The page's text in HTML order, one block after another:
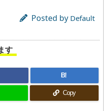
Posted by Default
す
B!
Copy